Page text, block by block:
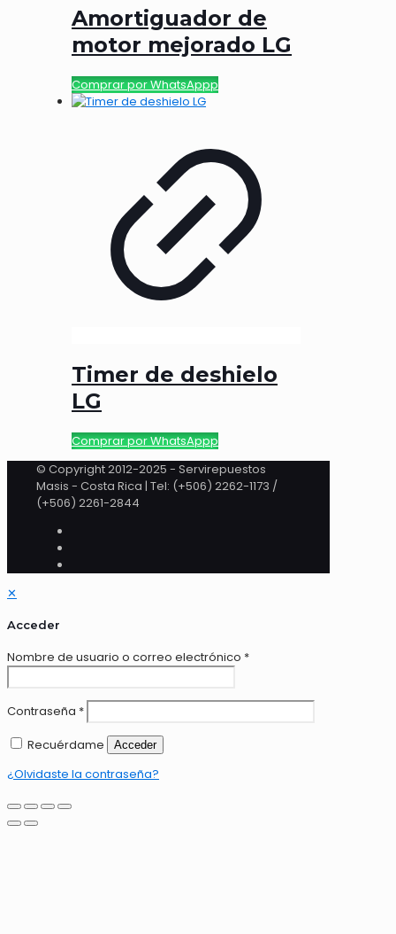
Amortiguador de
motor mejorado LG
Comprar por WhatsAppp
Timer de deshielo
LG
Comprar por WhatsAppp
© Copyright 2012-2025 - Servirepuestos
Masis - Costa Rica | Tel: (+506) 2262-1173 /
(+506) 2261-2844
✕
Acceder
Nombre de usuario o correo electrónico *
Contraseña *
Recuérdame
Acceder
¿Olvidaste la contraseña?